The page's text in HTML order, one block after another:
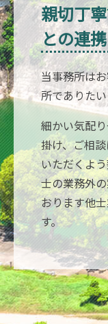
親切丁
との連携
当事務所は
所でありた
細かい気配
掛け、ご相
いただくよ
士の業務外
おります他
す。